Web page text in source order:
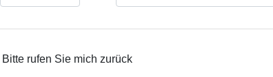
Bitte rufen Sie mich zurück